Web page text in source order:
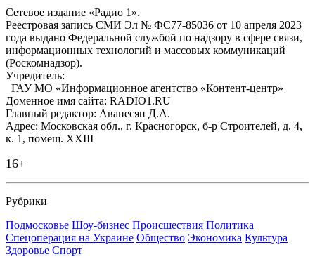
Сетевое издание «Радио 1».
Реестровая запись СМИ Эл № ФС77-85036 от 10 апреля 2023
года выдано Федеральной службой по надзору в сфере связи,
информационных технологий и массовых коммуникаций
(Роскомнадзор).
Учредитель:
ГАУ МО «Информационное агентство «Контент-центр»
Доменное имя сайта: RADIO1.RU
Главный редактор: Аванесян Д.А.
Адрес: Московская обл., г. Красногорск, б-р Строителей, д. 4,
к. 1, помещ. XXIII
16+
Рубрики
Подмосковье Шоу-бизнес Происшествия Политика
Спецоперация на Украине Общество Экономика Культура
Здоровье Спорт